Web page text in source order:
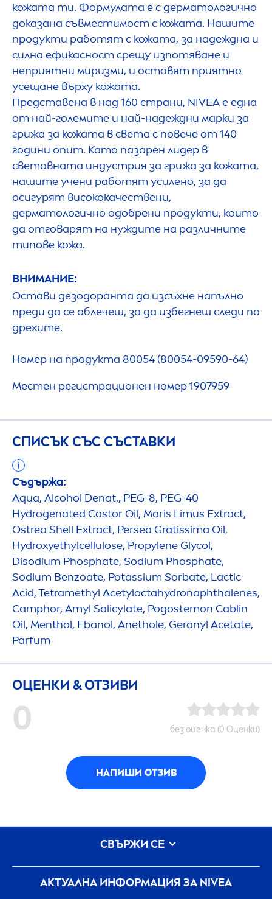
кожата ти. Формулата е с дерматологично
доказана съвместимост с кожата. Нашите
продукти работят с кожата, за надеждна и
силна ефикасност срещу изпотяване и
неприятни миризми, и оставят приятно
усещане върху кожата.
Представена в над 160 страни, NIVEAе една
от най-големите и най-надеждни марки за
грижа за кожата в света с повече от 140
години опит. Като пазарен лидер в
световната индустрия за грижа за кожата,
нашите учени работят усилено, за да
осигурят висококачествени,
дерматологично одобрени продукти, които
да отговарят на нуждите на различните
типове кожа.
ВНИМАНИЕ:
Остави дезодоранта да изсъхне напълно
преди да се облечеш, за да избегнеш следи по
дрехите.
Номер на продукта 80054 (80054-09590-64)
Местен регистрационен номер 1907959
СПИСЪК СЪС СЪСТАВКИ
Съдържа:
Aqua, Alcohol Denat., PEG-8, PEG-40
Hydrogenated Castor Oil, Maris Limus Extract,
Ostrea Shell Extract, Persea Gratissima Oil,
Hydroxyethylcellulose, Propylene Glycol,
Disodium Phosphate, Sodium Phosphate,
Sodium Benzoate, Potassium Sorbate, Lactic
Acid, Tetramethyl Acetyloctahydronaphthalenes,
Camphor, Amyl Salicylate, Pogostemon Cablin
Oil, Menthol, Ebanol, Anethole, Geranyl Acetate,
Parfum
ОЦЕНКИ & ОТЗИВИ
0 без оценка (0 Оценки)
НАПИШИ ОТЗИВ
АКТУАЛНА ИНФОРМАЦИЯ ЗА NIVEA
СВЪРЖИ СЕ